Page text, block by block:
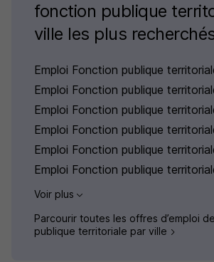
fonction publique
ville les plus
Emploi Fonction publique
Emploi Fonction publique
Emploi Fonction publique
Emploi Fonction publique
Emploi Fonction publique
Emploi Fonction publique
Voir plus
Parcourir toutes les offres d’emploi
publique territoriale par ville